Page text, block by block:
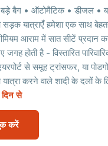
बैग • ऑटोमैटिक • डीजल •
सड़क यात्राएँ हमेशा एक साथ
आराम में सात सीटें
जगह होती है - विस्तारित
से समूह ट्रांसफर, या
यात्रा करने वाले शादी के दलों के
से
करें